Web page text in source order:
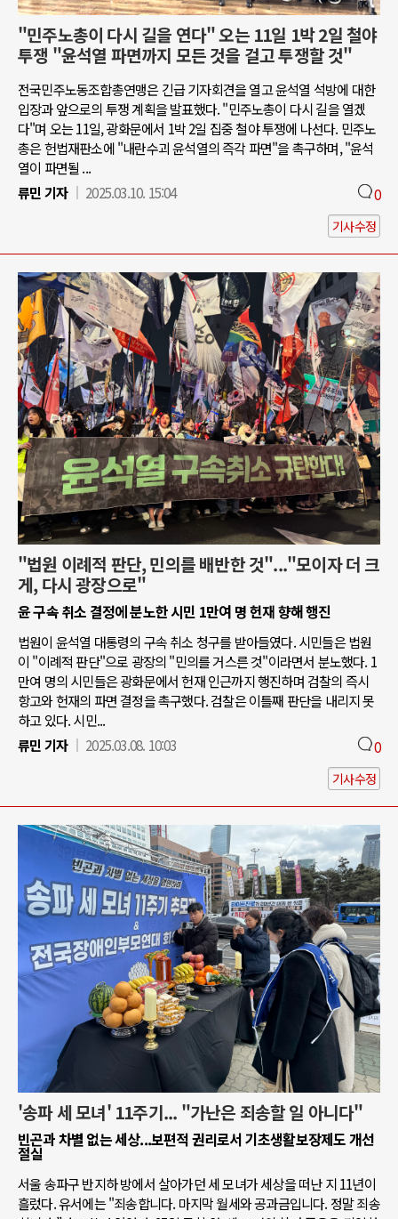
"민주노총이 다시 길을 연다" 오는 11일 1박 2일 철야
투쟁 "윤석열 파면까지 모든 것을 걸고 투쟁할 것"
전국민주노동조합총연맹은 긴급 기자회견을 열고 윤석열 석방에 대한
입장과 앞으로의 투쟁 계획을 발표했다. "민주노총이 다시 길을 열겠
다"며 오는 11일, 광화문에서 1박 2일 집중 철야 투쟁에 나선다. 민주노
총은 헌법재판소에 "내란수괴 윤석열의 즉각 파면"을 촉구하며, "윤석
열이 파면될 ...
류민 기자
2025.03.10. 15:04 0
기사수정
"법원 이례적 판단, 민의를 배반한 것"..."모이자 더 크
게, 다시 광장으로"
윤 구속 취소 결정에 분노한 시민 1만여 명 헌재 향해 행진
법원이 윤석열 대통령의 구속 취소 청구를 받아들였다. 시민들은 법원
이 "이례적 판단"으로 광장의 "민의를 거스른 것"이라면서 분노했다. 1
만여 명의 시민들은 광화문에서 헌재 인근까지 행진하며 검찰의 즉시
항고와 헌재의 파면 결정을 촉구했다. 검찰은 이틀째 판단을 내리지 못
하고 있다. 시민...
류민 기자
2025.03.08. 10:03 0
기사수정
'송파 세 모녀' 11주기... "가난은 죄송할 일 아니다"
빈곤과 차별 없는 세상...보편적 권리로서 기초생활보장제도 개선
절실
서울 송파구 반지하 방에서 살아가던 세 모녀가 세상을 떠난 지 11년이
흘렀다. 유서에는 "죄송합니다. 마지막 월세와 공과금입니다. 정말 죄송